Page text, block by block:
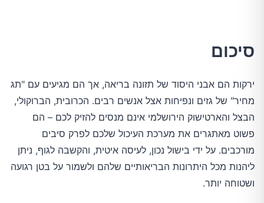
סיכום
ירקות הם אבני היסוד של תזונה בריאה, אך הם מגיעים עם "תג
מחיר" של גזים ונפיחות אצל אנשים רבים. הכרובית, הברוקולי,
הבצל והארטישוק הירושלמי אינם מנסים להזיק לכם – הם
פשוט מאתגרים את מערכת העיכול שלכם לפרק סיבים
מורכבים. על ידי בישול נכון, לעיסה איטית, והקשבה לגוף, ניתן
ליהנות מכל היתרונות הבריאותיים שלהם ולשמור על בטן רגועה
ושטוחה יותר.